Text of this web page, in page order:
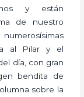
y están
de nuestro
al Pilar y el
día, con gran
bendita de
sobre la